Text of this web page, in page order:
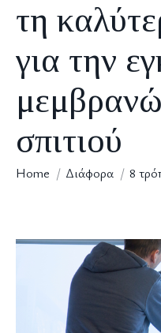
τη
για την
σπιτιού
You are here:
Home Διάφορα 8